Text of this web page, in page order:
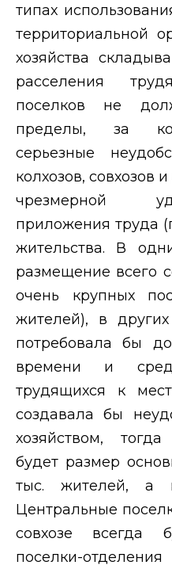
типах
территориальной
хозяйства
расселения
поселков не
пределы, за
серьезные
колхозов, совхозов
чрезмерной
приложения труда
жительства. В
размещение всего
очень крупных
жителей), в
потребовала бы
времени и
трудящихся к
создавала бы
хозяйством,
будет размер
тыс. жителей, а
Центральные
совхозе всегда
поселки-